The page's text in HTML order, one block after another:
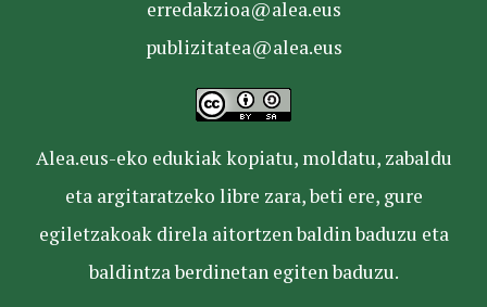
erredakzioa@alea.eus
publizitatea@alea.eus
Alea.eus-eko edukiak kopiatu, moldatu, zabaldu
eta argitaratzeko libre zara, beti ere, gure
egiletzakoak direla aitortzen baldin baduzu eta
baldintza berdinetan egiten baduzu.